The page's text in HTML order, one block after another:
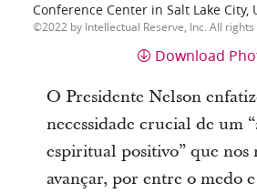
Conference Center in Salt Lake City,
2022 by Intellectual Reserve, Inc. All
Download
O Presidente Nelson
necessidade crucial de um “
espiritual positivo” que nos
avançar, por entre o medo